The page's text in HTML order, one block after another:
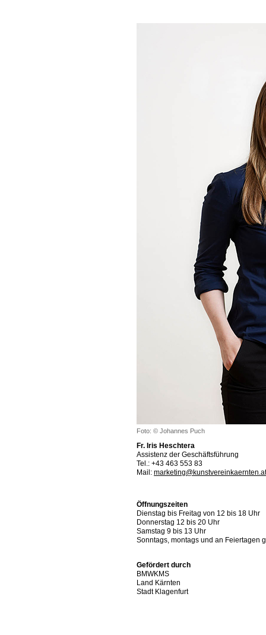
Foto: © Johannes Puch
Fr. Iris Heschtera
Assistenz der Geschäftsführung
Tel.: +43 463 553 83
Mail: marketing@kunstvereinkaernten.at
Öffnungszeiten
Dienstag bis Freitag von 12 bis 18 Uhr
Donnerstag 12 bis 20 Uhr
Samstag 9 bis 13 Uhr
Sonntags, montags und an Feiertagen
Gefördert durch
BMWKMS
Land Kärnten
Stadt Klagenfurt